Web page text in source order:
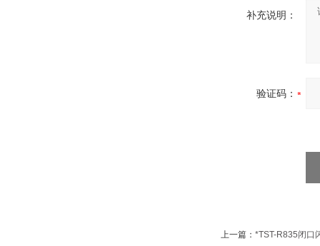
补充说明：
验证码：
上一篇： *TST-R835闭口